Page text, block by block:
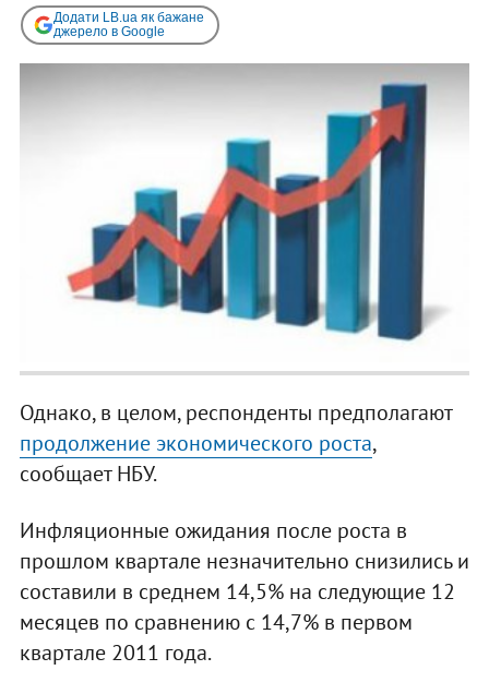
Додати LB.ua як бажане
джерело в Google
Однако, в целом, респонденты предполагают
продолжение экономического роста,
сообщает НБУ.
Инфляционные ожидания после роста в
прошлом квартале незначительно снизились и
составили в среднем 14,5% на следующие 12
месяцев по сравнению с 14,7% в первом
квартале 2011 года.